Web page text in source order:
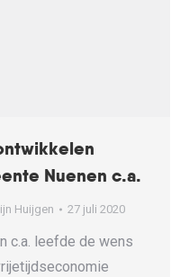
Nuenen c.a.
Huijgen 27 juli 2020
c.a. leefde de wens